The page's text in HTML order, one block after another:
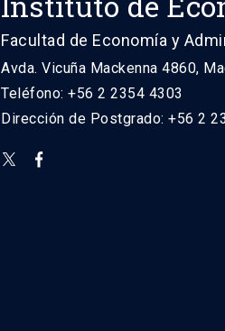
Facultad de Economía y
Avda. Vicuña Mackenna 4860,
Teléfono: +56 2 2354 4303
Dirección de Postgrado: +56 2